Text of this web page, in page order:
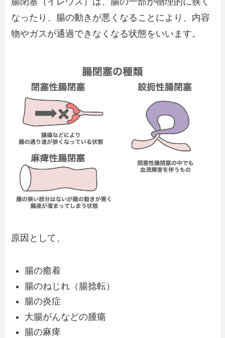
なったり、腸の動きが悪くなることにより、内容
物やガスが通過できなくなる状態をいいます。
原因として、
腸の癒着
腸のねじれ（腸捻転）
腸の炎症
大腸がんなどの腫瘍
腸の麻痺